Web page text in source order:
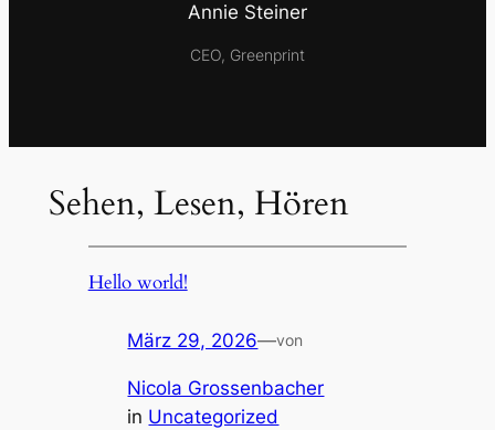
Annie Steiner
CEO, Greenprint
Sehen, Lesen, Hören
Hello world!
März 29, 2026—von
Nicola Grossenbacher
in Uncategorized